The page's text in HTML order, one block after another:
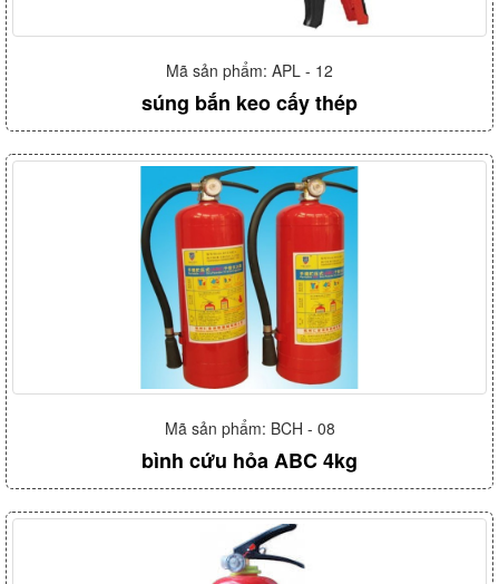
Mã sản phẩm: APL - 12
súng bắn keo cấy thép
Mã sản phẩm: BCH - 08
bình cứu hỏa ABC 4kg